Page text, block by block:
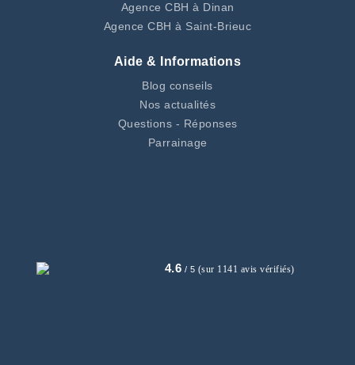
Agence CBH à Dinan
Agence CBH à Saint-Brieuc
Aide & Informations
Blog conseils
Nos actualités
Questions - Réponses
Parrainage
4.6 / 5 (sur 1141 avis vérifiés)